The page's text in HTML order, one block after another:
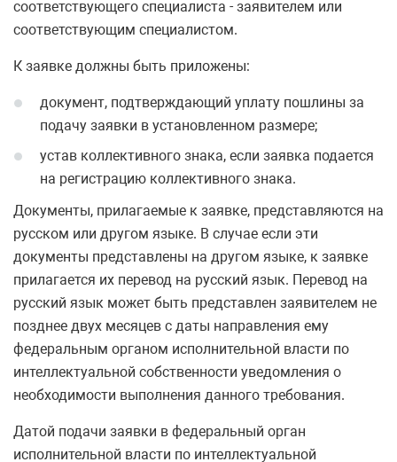
соответствующего специалиста - заявителем или
соответствующим специалистом.
К заявке должны быть приложены:
документ, подтверждающий уплату пошлины за
подачу заявки в установленном размере;
устав коллективного знака, если заявка подается
на регистрацию коллективного знака.
Документы, прилагаемые к заявке, представляются на
русском или другом языке. В случае если эти
документы представлены на другом языке, к заявке
прилагается их перевод на русский язык. Перевод на
русский язык может быть представлен заявителем не
позднее двух месяцев с даты направления ему
федеральным органом исполнительной власти по
интеллектуальной собственности уведомления о
необходимости выполнения данного требования.
Датой подачи заявки в федеральный орган
исполнительной власти по интеллектуальной